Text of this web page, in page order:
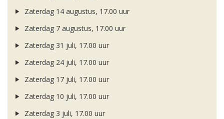
Zaterdag 14 augustus, 17.00 uur
Zaterdag 7 augustus, 17.00 uur
Zaterdag 31 juli, 17.00 uur
Zaterdag 24 juli, 17.00 uur
Zaterdag 17 juli, 17.00 uur
Zaterdag 10 juli, 17.00 uur
Zaterdag 3 juli, 17.00 uur